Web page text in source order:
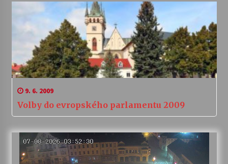
9. 6. 2009
Volby do evropského parlamentu 2009